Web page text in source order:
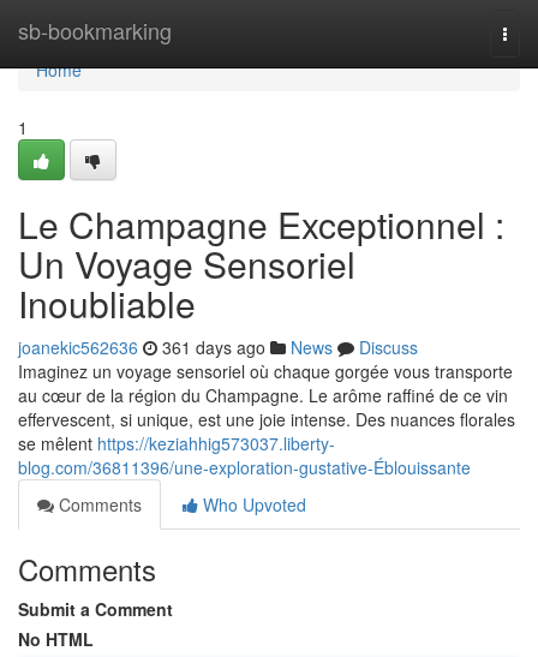
sb-bookmarking
Home
Home
1
Le Champagne Exceptionnel :
Un Voyage Sensoriel
Inoubliable
joanekic562636 361 days ago News
Discuss
Imaginez un voyage sensoriel où chaque gorgée vous transporte
au cœur de la région du Champagne. Le arôme raffiné de ce vin
effervescent, si unique, est une joie intense. Des nuances florales
se mêlent https://keziahhig573037.liberty-
blog.com/36811396/une-exploration-gustative-Éblouissante
Comments
Who Upvoted
Comments
Submit a Comment
No HTML